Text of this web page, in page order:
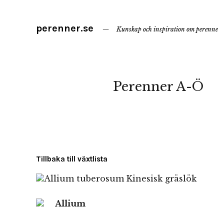
perenner.se Kunskap och inspiration om
Perenner A-Ö
Tillbaka till växtlista